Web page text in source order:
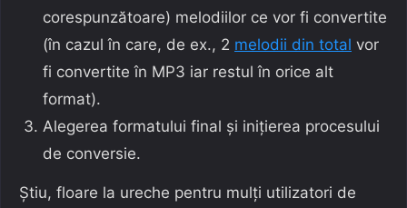
corespunzătoare) melodiilor ce vor fi convertite
(în cazul în care, de ex., 2 melodii din total vor
fi convertite în MP3 iar restul în orice alt
format).
Alegerea formatului final și inițierea procesului
de conversie.
Știu, floare la ureche pentru mulți utilizatori de